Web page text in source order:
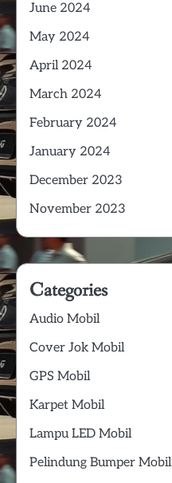
June 2024
May 2024
April 2024
March 2024
February 2024
January 2024
December 2023
November 2023
Categories
Audio Mobil
Cover Jok Mobil
GPS Mobil
Karpet Mobil
Lampu LED Mobil
Pelindung Bumper Mobil